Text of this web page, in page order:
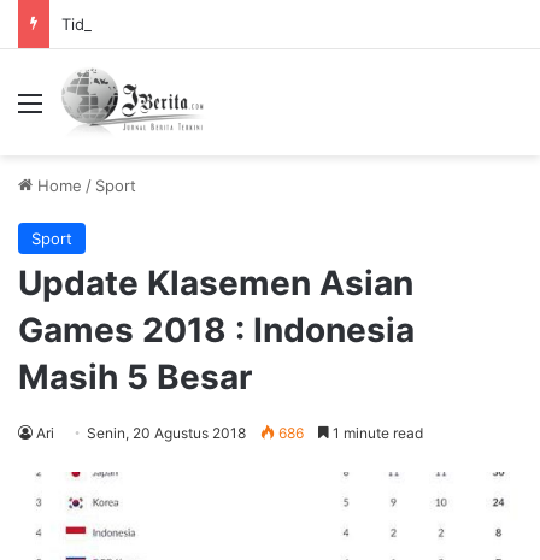
Menu
Home / Sport
Sport
Update Klasemen Asian
Games 2018 : Indonesia
Masih 5 Besar
Ari Senin, 20 Agustus 2018 686 1 minute read